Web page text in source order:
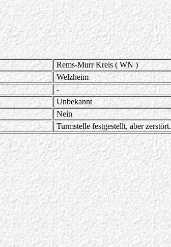
Rems-Murr Kreis ( WN )
Welzheim
-
Unbekannt
Nein
Turmstelle festgestellt, aber zerstört.